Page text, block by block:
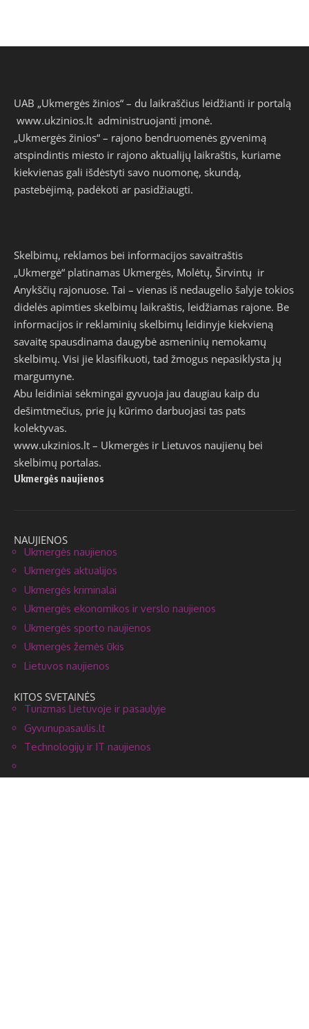
UAB „Ukmergės žinios“ – du laikraščius leidžianti ir portalą
www.ukzinios.lt administruojanti įmonė.
„Ukmergės žinios“ – rajono bendruomenės gyvenimą
atspindintis miesto ir rajono aktualijų laikraštis, kuriame
kiekvienas gali išdėstyti savo nuomonę, skundą,
pastebėjimą, padėkoti ar pasidžiaugti.
Skelbimų, reklamos bei informacijos savaitraštis
„Ukmergė“ platinamas Ukmergės, Molėtų, Širvintų ir
Anykščių rajonuose. Tai – vienas iš nedaugelio šalyje tokios
didelės apimties skelbimų laikraštis, leidžiamas rajone. Be
informacijos ir reklaminių skelbimų leidinyje kiekvieną
savaitę spausdinama daugybė asmeninių nemokamų
skelbimų. Visi jie klasifikuoti, tad žmogus nepasiklysta jų
margumyne.
Abu leidiniai sėkmingai gyvuoja jau daugiau kaip du
dešimtmečius, prie jų kūrimo darbuojasi tas pats
kolektyvas.
www.ukzinios.lt – Ukmergės ir Lietuvos naujienų bei
skelbimų portalas.
Ukmergės naujienos
NAUJIENOS
Ukmergės naujienos
Ukmergės aktualijos
Ukmergės kriminalai
Ukmergės ekonomikos ir verslo naujienos
Ukmergės sporto naujienos
Ukmergės žemės ūkis
Lietuvos naujienos
KITOS SVETAINĖS
Turizmas Lietuvoje ir pasaulyje
Gyvunupasaulis.lt
Technologijų ir IT naujienos